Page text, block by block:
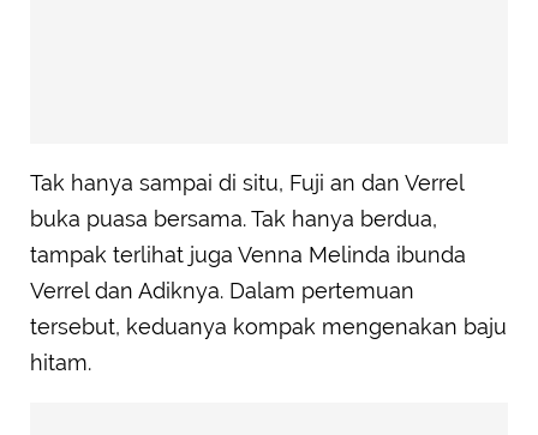
Tak hanya sampai di situ, Fuji an dan Verrel
buka puasa bersama. Tak hanya berdua,
tampak terlihat juga Venna Melinda ibunda
Verrel dan Adiknya. Dalam pertemuan
tersebut, keduanya kompak mengenakan baju
hitam.